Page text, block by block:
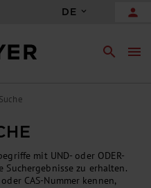
DE person
search menu
mit UND- oder ODER-
zu erhalten.
CAS-Nummer kennen,